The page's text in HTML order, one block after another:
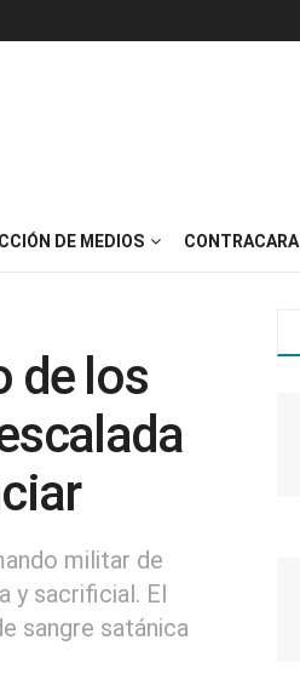
DE MEDIOS CONTRACARA
de los
militar de
y sacrificial. El
sangre satánica